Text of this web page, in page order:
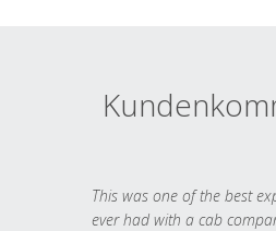
This was one of the best
ever had with a cab